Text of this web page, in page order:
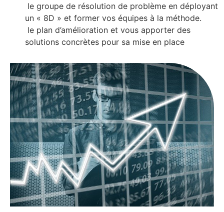
le groupe de résolution de problème en déployant
un « 8D » et former vos équipes à la méthode.
le plan d’amélioration et vous apporter des
solutions concrètes pour sa mise en place